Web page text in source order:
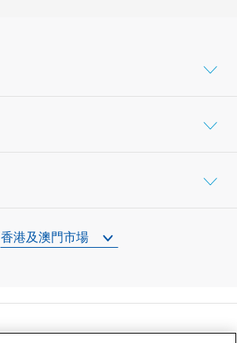
香港及澳門市場